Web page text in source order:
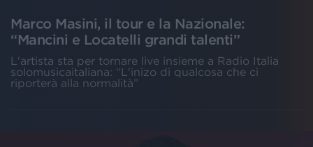
Marco Masini, il tour e la Nazionale:
“Mancini e Locatelli grandi talenti”
L'artista sta per tornare live insieme a Radio Italia
solomusicaitaliana: “L'inizo di qualcosa che ci
riporterà alla normalità”